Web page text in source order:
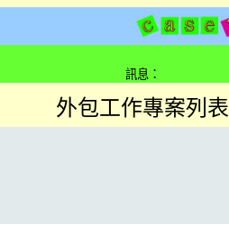
訊息：
外包工作專案列表